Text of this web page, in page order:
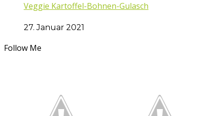
Veggie Kartoffel-Bohnen-Gulasch
27. Januar 2021
Follow Me